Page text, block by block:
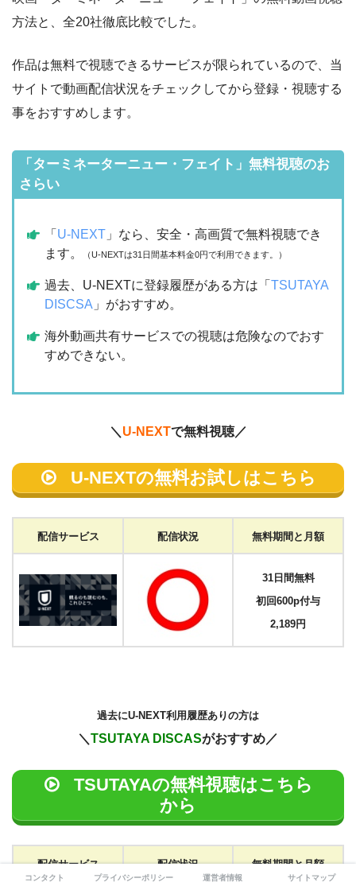
方法と、全20社徹底比較でした。
作品は無料で視聴できるサービスが限られているので、当
サイトで動画配信状況をチェックしてから登録・視聴する
事をおすすめします。
「ターミネーターニュー・フェイト」無料視聴のお
さらい
「 U-NEXT 」なら、安全・高画質で無料視聴でき
ます。
（U-NEXTは31日間基本料金0円で利用できます。）
過去、U-NEXTに登録履歴がある方は「TSUTAYA
DISCSA 」がおすすめ。
海外動画共有サービスでの視聴は危険なのでおす
すめできない。
＼ U-NEXTで無料視聴／
U-NEXTの無料お試しはこちら
配信サービス 配信状況 無料期間と月額
31日間無料
初回600p付与
2,189円
過去にU-NEXT利用履歴ありの方は
＼ TSUTAYA DISCASがおすすめ／
TSUTAYAの無料視聴はこちら
から
配信サービス 配信状況 無料期間と月額
コンタクト プライバシーポリシー 運営者情報 サイトマップ